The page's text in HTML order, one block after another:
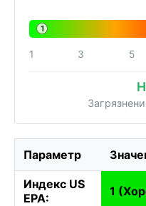
1
1 3 5
Параметр
Индекс US
EPA:
1